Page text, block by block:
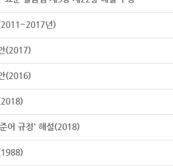
년)
(2017)
(2016)
어 규정' 해설(2018)